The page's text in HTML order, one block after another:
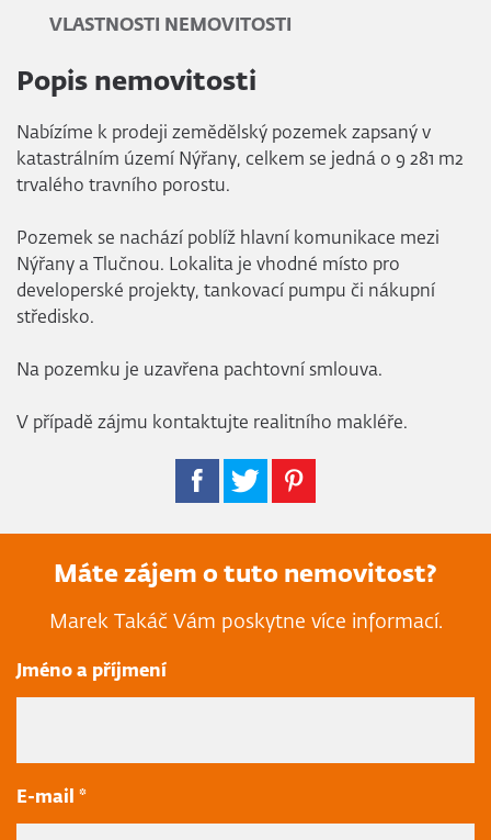
VLASTNOSTI NEMOVITOSTI
Popis nemovitosti
Nabízíme k prodeji zemědělský pozemek zapsaný v
katastrálním území Nýřany, celkem se jedná o 9 281 m2
trvalého travního porostu.
Pozemek se nachází poblíž hlavní komunikace mezi
Nýřany a Tlučnou. Lokalita je vhodné místo pro
developerské projekty, tankovací pumpu či nákupní
středisko.
Na pozemku je uzavřena pachtovní smlouva.
V případě zájmu kontaktujte realitního makléře.
Máte zájem o tuto nemovitost?
Marek Takáč Vám poskytne více informací.
Jméno a příjmení
E-mail *